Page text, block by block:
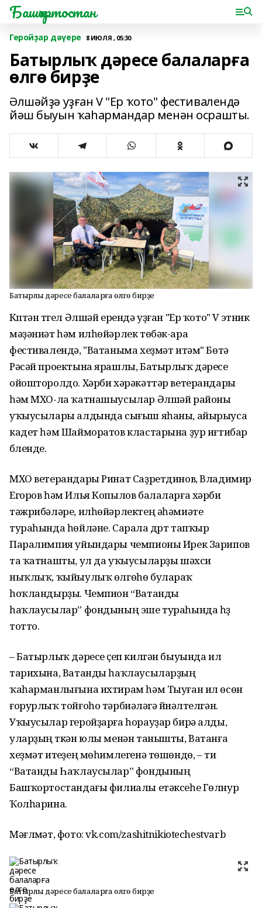
Башҡортостан
Геройҙар дәүере 8 ИЮЛЯ , 05:30
Батырлыҡ дәресе балаларға
өлгө бирҙе
Әлшәйҙә уҙған V "Ер ҡото" фестивалендә
йәш быуын ҡаһармандар менән осрашты.
Батырлыҡ дәресе балаларға өлгө бирҙе
Күптән түгел Әлшәй ерендә уҙған "Ер ҡото"V этник
мәҙәниәт һәм илһөйәрлек төбәк-ара
фестивалендә, "Ватаныма хеҙмәт итәм" Бөтә
Рәсәй проектына ярашлы, Батырлыҡ дәресе
ойошторолдо. Хәрби хәрәкәттәр ветерандары
һәм МХО-ла ҡатнашыусылар Әлшәй районы
уҡыусылары алдында сығыш яһаны, айырыуса
кадет һәм Шайморатов кластарына ҙур иғтибар
бүленде.
МХО ветерандары Ринат Саҙретдинов, Владимир
Егоров һәм Илья Копылов балаларға хәрби
тәжрибәләре, илһөйәрлектең әһәмиәте
тураһында һөйләне. Сарала дүрт тапҡыр
Паралимпия уйындары чемпионы Ирек Зарипов
та ҡатнашты, ул да уҡыусыларҙы шәхси
ныҡлыҡ, ҡыйыулыҡ өлгөһө булараҡ
һоҡландырҙы. Чемпион “Ватанды
һаҡлаусылар” фондының эше тураһында һүҙ
тотто.
– Батырлыҡ дәресе үҫеп килгән быуында ил
тарихына, Ватанды һаҡлаусыларҙың
ҡаһарманлығына ихтирам һәм Тыуған ил өсөн
ғорурлыҡ тойғоһо тәрбиәләүгә йүнәлтелгән.
Уҡыусылар геройҙарға һорауҙар бирә алды,
уларҙың үткән юлы менән танышты, Ватанға
хеҙмәт итеүҙең мөһимлегенә төшөндө, – ти
“Ватанды Һаҡлаусылар” фондының
Башҡортостандағы филиалы етәксеһе Гөлнур
Ҡолһарина.
Мәғлүмәт, фото: vk.com/zashitnikiotechestvarb
Батырлыҡ дәресе балаларға өлгө бирҙе